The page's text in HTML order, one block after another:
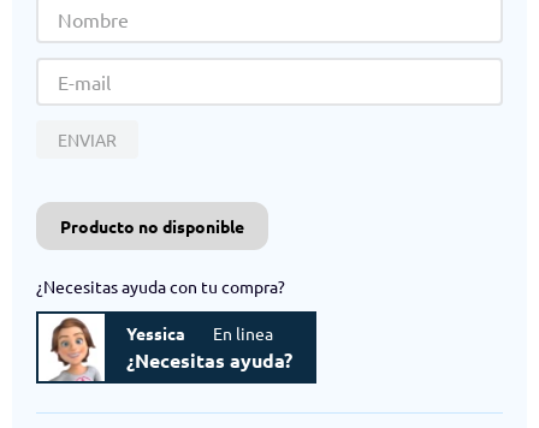
ENVIAR
Producto no disponible
¿Necesitas ayuda con tu compra?
Yessica En linea
¿Necesitas ayuda?